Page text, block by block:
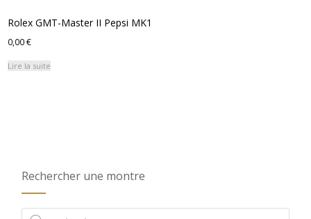
Rolex GMT-Master II Pepsi MK1
0,00€
Lire la suite
Rechercher une montre
Recherche